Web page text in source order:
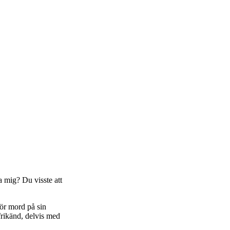
mig? Du visste att
mord på sin
delvis med